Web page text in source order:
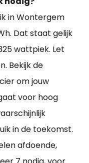
in Wontergem
Dat staat gelijk
wattpiek. Let
Bekijk de
om jouw
voor hoog
in de toekomst.
afdoende,